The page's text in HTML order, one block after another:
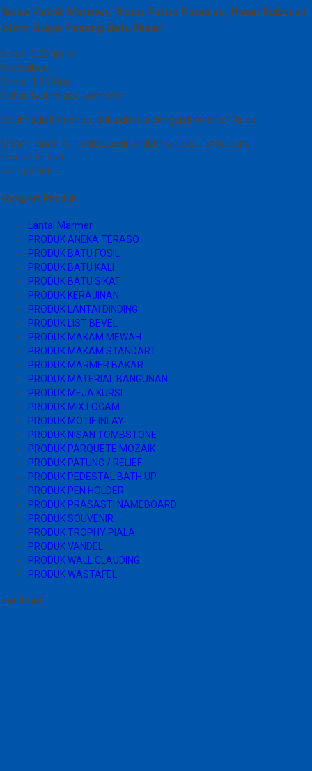
Nisan Patok Marmer, Nisan Patok Kuburan, Nisan Kuburan
Islam, Biaya Pasang Batu Nisan
Berat
300 gram
KondisiBaru
Dilihat 1.609 kali
Diskusi Belum ada komentar
Belum ada komentar, buka diskusi dengan komentar Anda.
Mohon maaf, form diskusi dinonaktifkan pada produk ini.
Produk Terkait
Tutup Sidebar
Kategori Produk
Lantai Marmer
PRODUK ANEKA TERASO
PRODUK BATU FOSIL
PRODUK BATU KALI
PRODUK BATU SIKAT
PRODUK KERAJINAN
PRODUK LANTAI DINDING
PRODUK LIST BEVEL
PRODUK MAKAM MEWAH
PRODUK MAKAM STANDART
PRODUK MARMER BAKAR
PRODUK MATERIAL BANGUNAN
PRODUK MEJA KURSI
PRODUK MIX LOGAM
PRODUK MOTIF INLAY
PRODUK NISAN TOMBSTONE
PRODUK PARQUETE MOZAIK
PRODUK PATUNG / RELIEF
PRODUK PEDESTAL BATH UP
PRODUK PEN HOLDER
PRODUK PRASASTI NAMEBOARD
PRODUK SOUVENIR
PRODUK TROPHY PIALA
PRODUK VANDEL
PRODUK WALL CLAUDING
PRODUK WASTAFEL
Hot Item!